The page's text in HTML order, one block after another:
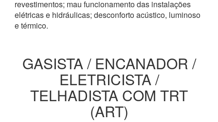
revestimentos; mau funcionamento das instalações
elétricas e hidráulicas; desconforto acústico, luminoso
e térmico.
GASISTA / ENCANADOR /
ELETRICISTA /
TELHADISTA COM TRT
(ART)